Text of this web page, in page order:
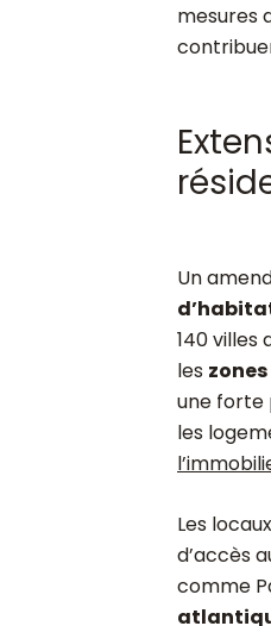
mesures
Un
140 villes
les
une forte
les
Les
d’accès
comme